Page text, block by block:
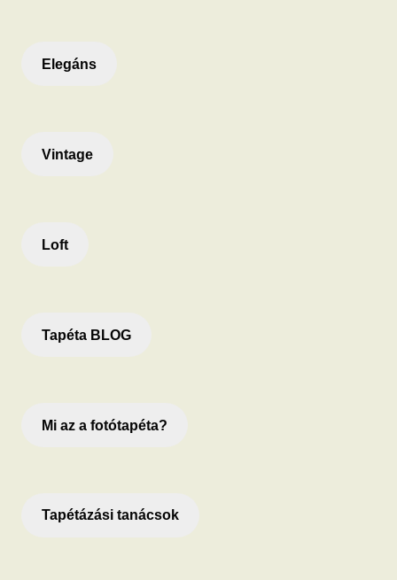
Elegáns
Vintage
Loft
Tapéta BLOG
Mi az a fotótapéta?
Tapétázási tanácsok